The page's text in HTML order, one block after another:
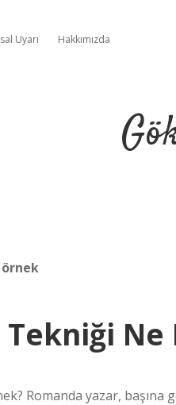
Uyarı Hakkımızda
Tekniği
Romanda yazar,